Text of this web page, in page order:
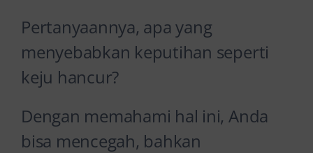
Pertanyaannya, apa yang
menyebabkan keputihan seperti
keju hancur?
Dengan memahami hal ini, Anda
bisa mencegah, bahkan